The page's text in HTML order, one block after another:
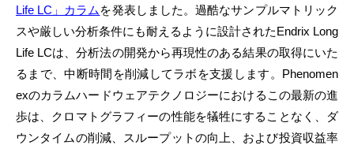
Life LC」カラム を発表しました。過酷なサンプルマトリック
スや厳しい分析条件にも耐えるように設計されたEndrix Long
Life LCは、分析法の開発から再現性のある結果の取得にいた
るまで、中断時間を削減してラボを支援します。Phenomen
exのカラムハードウェアテクノロジーにおけるこの最新の進
歩は、クロマトグラフィーの性能を犠牲にすることなく、ダ
ウンタイムの削減、スループットの向上、および投資収益率